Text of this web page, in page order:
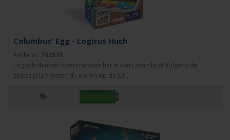
Columbus' Egg - Logicus Huch
Artikelnr: 792572
Logisch denken is vereist voor het ei van Columbus! Volgens de
spelregels moeten de eieren op de jui..